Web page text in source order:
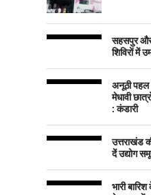
सहसपुर और
शिविरों में
अनूठी पहल
मेधावी
: कंडारी
उत्तराखंड
दें उद्योग
भारी